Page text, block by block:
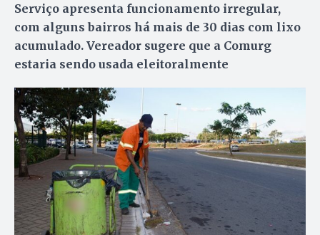
Serviço apresenta funcionamento irregular,
com alguns bairros há mais de 30 dias com lixo
acumulado. Vereador sugere que a Comurg
estaria sendo usada eleitoralmente